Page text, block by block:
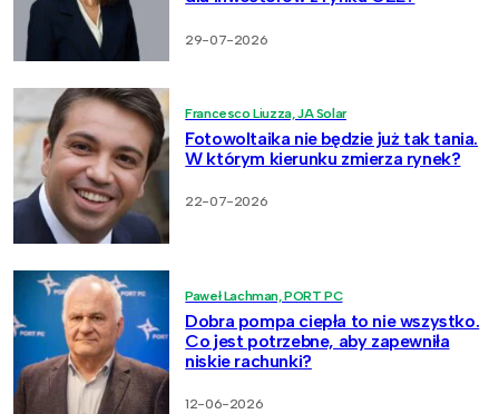
29-07-2026
Francesco Liuzza, JA Solar
Fotowoltaika nie będzie już tak tania.
W którym kierunku zmierza rynek?
22-07-2026
Paweł Lachman, PORT PC
Dobra pompa ciepła to nie wszystko.
Co jest potrzebne, aby zapewniła
niskie rachunki?
12-06-2026